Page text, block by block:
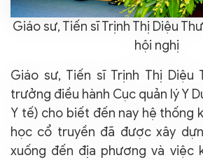
Giáo sư, Tiến sĩ Trịnh Thị Diệu
hội nghị
Giáo sư, Tiến sĩ Trịnh Thị Diệu
trưởng điều hành Cục quản lý Y
Y tế) cho biết đến nay hệ thống
học cổ truyền đã được xây
xuống đến địa phương và việc